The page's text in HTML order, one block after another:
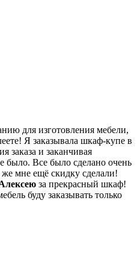
для изготовления мебели,
Я заказывала шкаф-купе в
заказа и заканчивая
было. Все было сделано очень
мне ещё скидку сделали!
за прекрасный шкаф!
буду заказывать только